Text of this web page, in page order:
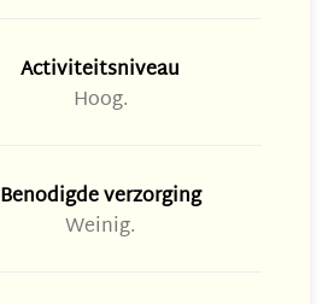
Activiteitsniveau
Hoog.
Benodigde verzorging
Weinig.